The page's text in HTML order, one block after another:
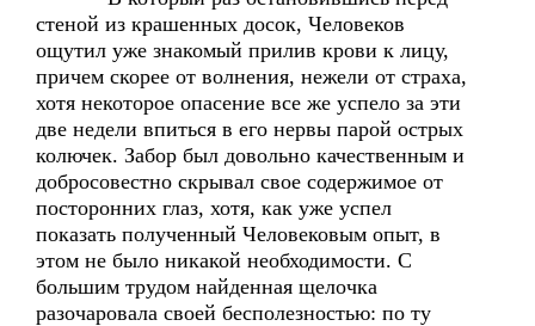
стеной из крашенных досок, Человеков
ощутил уже знакомый прилив крови к лицу,
причем скорее от волнения, нежели от страха,
хотя некоторое опасение все же успело за эти
две недели впиться в его нервы парой острых
колючек. Забор был довольно качественным и
добросовестно скрывал свое содержимое от
посторонних глаз, хотя, как уже успел
показать полученный Человековым опыт, в
этом не было никакой необходимости. С
большим трудом найденная щелочка
разочаровала своей бесполезностью: по ту